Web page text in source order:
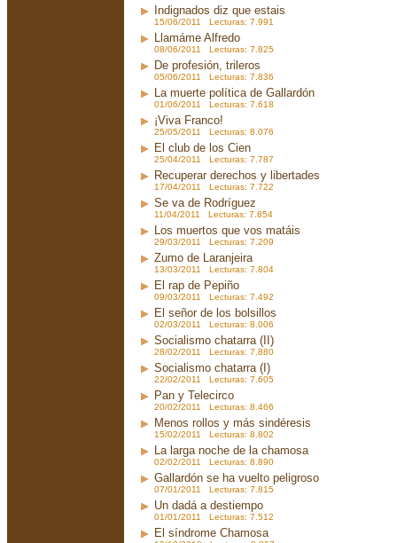
Indignados diz que estais
15/06/2011 Lecturas: 7.991
Llamáme Alfredo
08/06/2011 Lecturas: 7.825
De profesión, trileros
05/06/2011 Lecturas: 7.836
La muerte política de Gallardón
01/06/2011 Lecturas: 7.618
¡Viva Franco!
25/05/2011 Lecturas: 8.076
El club de los Cien
25/04/2011 Lecturas: 7.787
Recuperar derechos y libertades
17/04/2011 Lecturas: 7.722
Se va de Rodríguez
11/04/2011 Lecturas: 7.854
Los muertos que vos matáis
29/03/2011 Lecturas: 7.209
Zumo de Laranjeira
13/03/2011 Lecturas: 7.804
El rap de Pepiño
09/03/2011 Lecturas: 7.492
El señor de los bolsillos
02/03/2011 Lecturas: 8.006
Socialismo chatarra (II)
28/02/2011 Lecturas: 7.880
Socialismo chatarra (I)
22/02/2011 Lecturas: 7.605
Pan y Telecirco
20/02/2011 Lecturas: 8.466
Menos rollos y más sindéresis
15/02/2011 Lecturas: 8.802
La larga noche de la chamosa
02/02/2011 Lecturas: 8.890
Gallardón se ha vuelto peligroso
07/01/2011 Lecturas: 7.815
Un dadá a destiempo
01/01/2011 Lecturas: 7.512
El síndrome Chamosa